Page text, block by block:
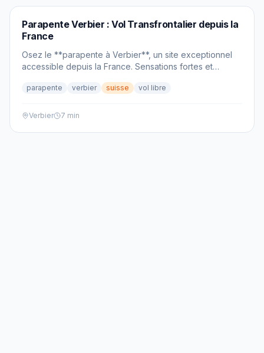
PARAPENTE
Parapente Verbier : Vol Transfrontalier depuis la
France
Osez le **parapente à Verbier**, un site exceptionnel
accessible depuis la France. Sensations fortes et
parapente verbier suisse vol libre
Verbier 7 min